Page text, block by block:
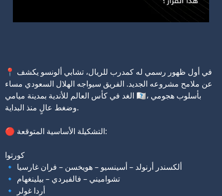
📍 في أول ظهور رسمي له كمدرب للريال، تشابي ألونسو يكشف
عن ملامح مشروعه الجديد. الفريق سيواجه الهلال السعودي مساء
الغد في كأس العالم للأندية بمدينة ميامي 🇺🇸، بأسلوب هجومي
وضغط عالٍ منذ البداية.
🔴 التشكيلة الأساسية المتوقعة:
كورتوا
🔹 ألكسندر أرنولد – أسينسيو – هويخسن – فران غارسيا
🔹 تشواميني – فالفيردي – بيلينغهام
🔹 أردا غولر